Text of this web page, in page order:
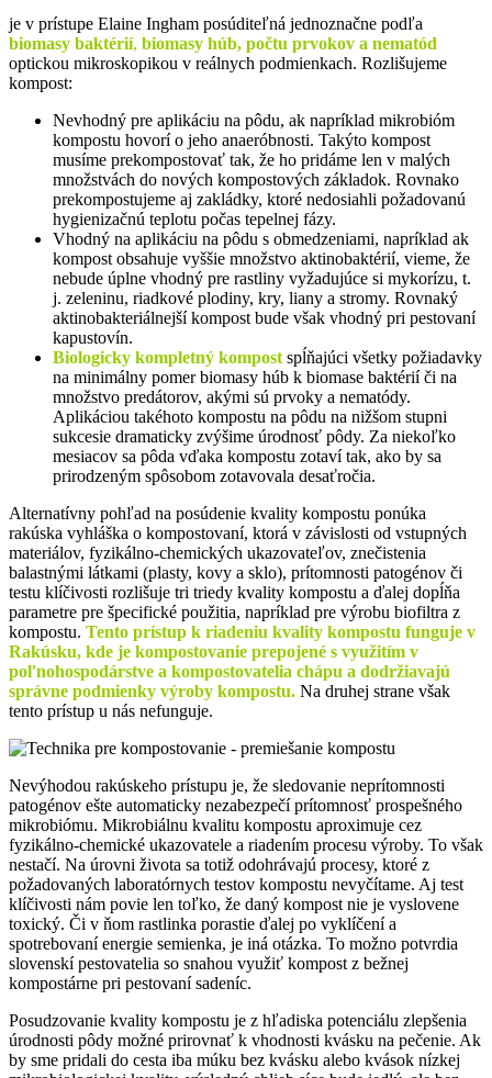
je v prístupe Elaine Ingham posúditeľná jednoznačne podľa
biomasy baktérií, biomasy húb, počtu prvokov a nematód
optickou mikroskopikou v reálnych podmienkach. Rozlišujeme
kompost:
Nevhodný pre aplikáciu na pôdu, ak napríklad mikrobióm
kompostu hovorí o jeho anaeróbnosti. Takýto kompost
musíme prekompostovať tak, že ho pridáme len v malých
množstvách do nových kompostových základok. Rovnako
prekompostujeme aj zakládky, ktoré nedosiahli požadovanú
hygienizačnú teplotu počas tepelnej fázy.
Vhodný na aplikáciu na pôdu s obmedzeniami, napríklad ak
kompost obsahuje vyššie množstvo aktinobaktérií, vieme, že
nebude úplne vhodný pre rastliny vyžadujúce si mykorízu, t.
j. zeleninu, riadkové plodiny, kry, liany a stromy. Rovnaký
aktinobakteriálnejší kompost bude však vhodný pri pestovaní
kapustovín.
Biologicky kompletný kompost spĺňajúci všetky požiadavky
na minimálny pomer biomasy húb k biomase baktérií či na
množstvo predátorov, akými sú prvoky a nematódy.
Aplikáciou takéhoto kompostu na pôdu na nižšom stupni
sukcesie dramaticky zvýšime úrodnosť pôdy. Za niekoľko
mesiacov sa pôda vďaka kompostu zotaví tak, ako by sa
prirodzeným spôsobom zotavovala desaťročia.
Alternatívny pohľad na posúdenie kvality kompostu ponúka
rakúska vyhláška o kompostovaní, ktorá v závislosti od vstupných
materiálov, fyzikálno-chemických ukazovateľov, znečistenia
balastnými látkami (plasty, kovy a sklo), prítomnosti patogénov či
testu klíčivosti rozlišuje tri triedy kvality kompostu a ďalej dopĺňa
parametre pre špecifické použitia, napríklad pre výrobu biofiltra z
kompostu. Tento prístup k riadeniu kvality kompostu funguje v
Rakúsku, kde je kompostovanie prepojené s využitím v
poľnohospodárstve a kompostovatelia chápu a dodržiavajú
správne podmienky výroby kompostu. Na druhej strane však
tento prístup u nás nefunguje.
Nevýhodou rakúskeho prístupu je, že sledovanie neprítomnosti
patogénov ešte automaticky nezabezpečí prítomnosť prospešného
mikrobiómu. Mikrobiálnu kvalitu kompostu aproximuje cez
fyzikálno-chemické ukazovatele a riadením procesu výroby. To však
nestačí. Na úrovni života sa totiž odohrávajú procesy, ktoré z
požadovaných laboratórnych testov kompostu nevyčítame. Aj test
klíčivosti nám povie len toľko, že daný kompost nie je vyslovene
toxický. Či v ňom rastlinka porastie ďalej po vyklíčení a
spotrebovaní energie semienka, je iná otázka. To možno potvrdia
slovenskí pestovatelia so snahou využiť kompost z bežnej
kompostárne pri pestovaní sadeníc.
Posudzovanie kvality kompostu je z hľadiska potenciálu zlepšenia
úrodnosti pôdy možné prirovnať k vhodnosti kvásku na pečenie. Ak
by sme pridali do cesta iba múku bez kvásku alebo kvások nízkej